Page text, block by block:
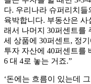
다. 우리나라 슈퍼리치들
육박합니다. 부동산은 사
래서 나머지 30퍼센트를
세 상품에 30퍼센트, 정
투자 자산에 40퍼센트를
6 대 4로 놓는 거죠.”
‘돈에는 흐름이 있는데